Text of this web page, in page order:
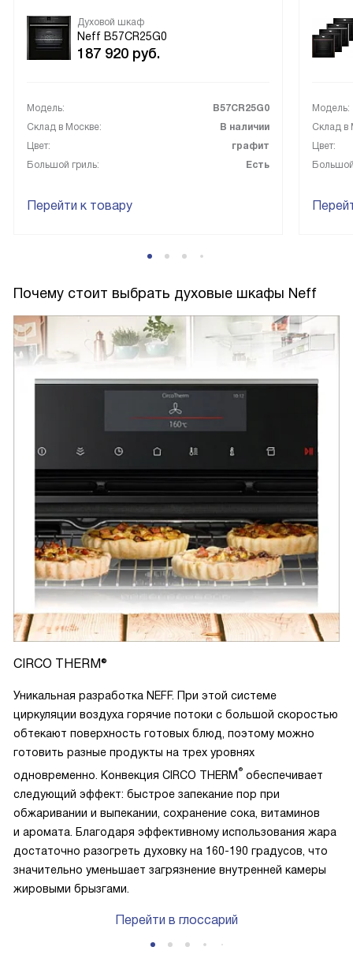
Духовой шкаф
Neff B57CR25G0
187 920 руб.
Модель:
B57CR25G0
Склад в Москве:
В наличии
Цвет:
графит
Большой гриль:
Есть
Перейти к товару
Модель:
Склад в
Цвет:
Почему стоит выбрать духовые шкафы Neff
CIRCO THERM®
Уникальная разработка NEFF. При этой системе
циркуляции воздуха горячие потоки с большой скоростью
обтекают поверхность готовых блюд, поэтому можно
готовить разные продукты на трех уровнях
одновременно. Конвекция CIRCO THERM ® обеспечивает
следующий эффект: быстрое запекание пор при
обжаривании и выпекании, сохранение сока, витаминов
и аромата. Благодаря эффективному использования жара
достаточно разогреть духовку на 160-190 градусов, что
значительно уменьшает загрязнение внутренней камеры
жировыми брызгами.
Перейти в глоссарий